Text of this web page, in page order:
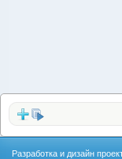
Разработка и дизайн